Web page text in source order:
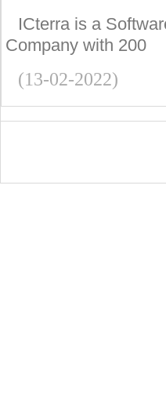
ICterra is a
Company with 200
(13-02-2022)